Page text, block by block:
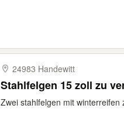
24983 Handewitt
Stahlfelgen 15 zoll zu
Zwei stahlfelgen mit